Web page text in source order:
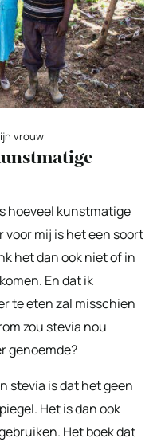
vrouw
hoeveel kunstmatige
mij is het een soort
het dan ook niet of in
En dat ik
te eten zal misschien
zou stevia nou
genoemde?
stevia is dat het geen
Het is dan ook
Het boek dat